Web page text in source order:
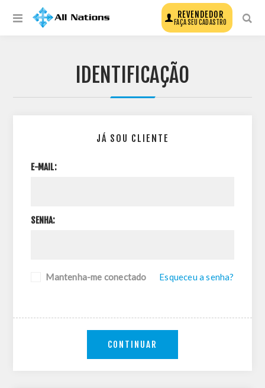
REVENDEDOR
FAÇA SEU CADASTRO
IDENTIFICAÇÃO
JÁ SOU CLIENTE
E-MAIL:
SENHA:
Mantenha-me conectado Esqueceu a senha?
CONTINUAR